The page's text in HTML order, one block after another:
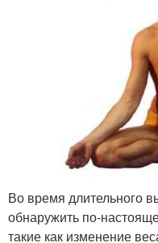
Во время длительного
обнаружить по-
такие как изменение